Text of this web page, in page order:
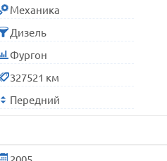
Механика
Дизель
Фургон
327521 км
Передний